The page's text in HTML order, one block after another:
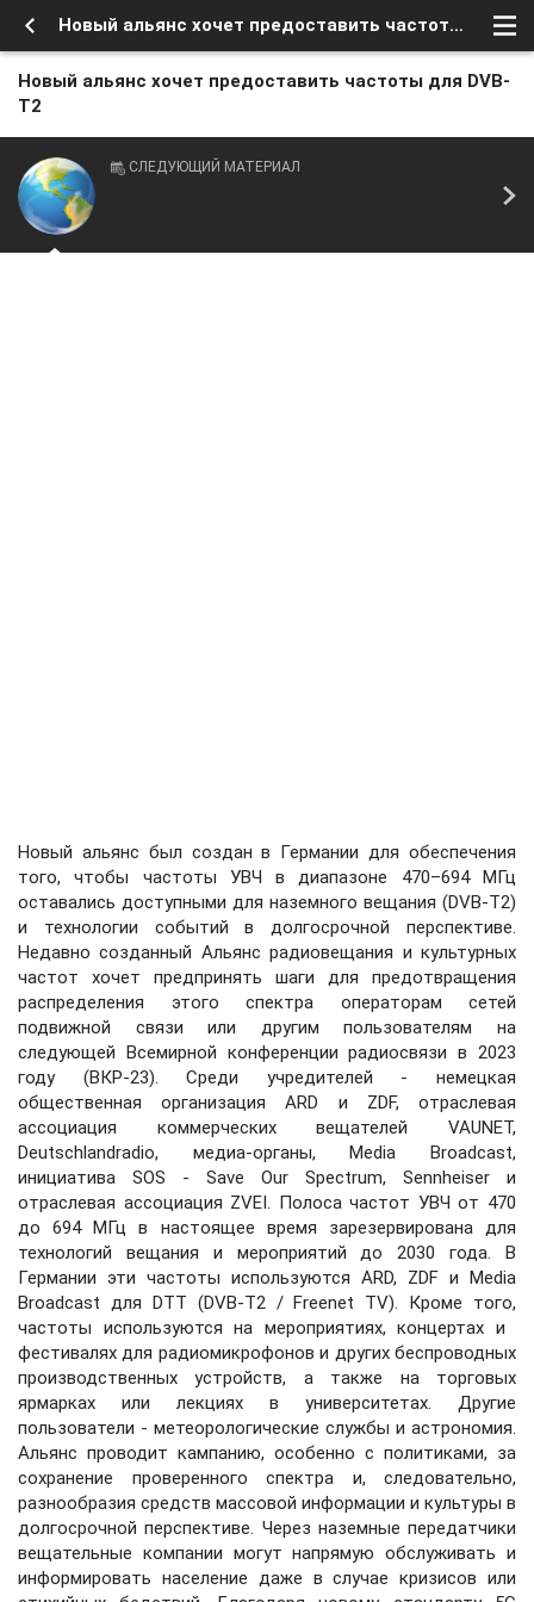
Новый альянс хочет предоставить частоты для DVB-T2
Новый альянс хочет предоставить частоты для DVB-
T2
СЛЕДУЮЩИЙ МАТЕРИАЛ
Новый альянс был создан в Германии для обеспечения
того, чтобы частоты УВЧ в диапазоне 470–694 МГц
оставались доступными для наземного вещания (DVB-T2)
и технологии событий в долгосрочной перспективе.
Недавно созданный Альянс радиовещания и культурных
частот хочет предпринять шаги для предотвращения
распределения этого спектра операторам сетей
подвижной связи или другим пользователям на
следующей Всемирной конференции радиосвязи в 2023
году (ВКР-23). Среди учредителей - немецкая
общественная организация ARD и ZDF, отраслевая
ассоциация коммерческих вещателей VAUNET,
Deutschlandradio, медиа-органы, Media Broadcast,
инициатива SOS - Save Our Spectrum, Sennheiser и
отраслевая ассоциация ZVEI. Полоса частот УВЧ от 470
до 694 МГц в настоящее время зарезервирована для
технологий вещания и мероприятий до 2030 года. В
Германии эти частоты используются ARD, ZDF и Media
Broadcast для DTT (DVB-T2 / Freenet TV). Кроме того,
частоты используются на мероприятиях, концертах и ​​
фестивалях для радиомикрофонов и других беспроводных
производственных устройств, а также на торговых
ярмарках или лекциях в университетах. Другие
пользователи - метеорологические службы и астрономия.
Альянс проводит кампанию, особенно с политиками, за
сохранение проверенного спектра и, следовательно,
разнообразия средств массовой информации и культуры в
долгосрочной перспективе. Через наземные передатчики
вещательные компании могут напрямую обслуживать и
информировать население даже в случае кризисов или